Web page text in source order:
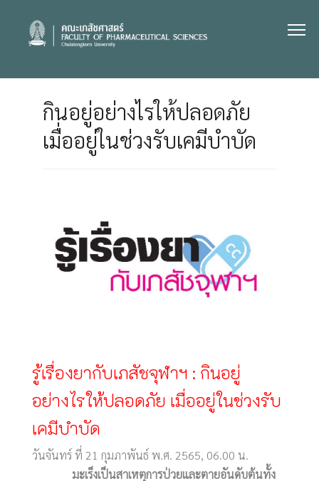
content
กินอยู่อย่างไรให้ปลอดภัย
เมื่ออยู่ในช่วงรับเคมีบำบัด
รู้เรื่องยากับเภสัชจุฬาฯ : กินอยู่
อย่างไรให้ปลอดภัย เมื่ออยู่ในช่วงรับ
เคมีบำบัด
วันจันทร์ ที่ 21 กุมภาพันธ์ พ.ศ. 2565, 06.00 น.
มะเร็งเป็นสาเหตุการป่วยและตายอันดับต้นทั้ง